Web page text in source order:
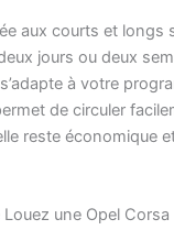
aux courts et longs
jours ou deux
à votre
de circuler
reste économique
une Opel